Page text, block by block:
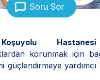
Soru Sor
korunmak için
yardımcı